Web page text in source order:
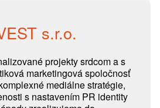
s.r.o.
projekty srdcom a s
marketingová spoločnosť
mediálne stratégie,
s nastavením PR identity